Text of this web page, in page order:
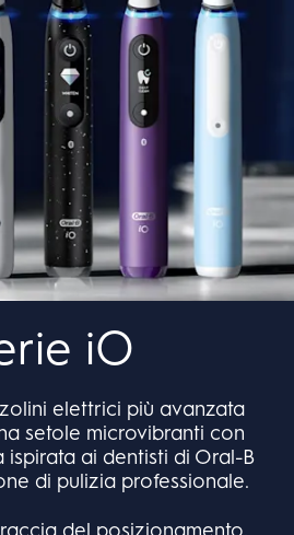
iO
elettrici più avanzata
setole microvibranti con
ispirata ai dentisti di Oral-B
di pulizia professionale.